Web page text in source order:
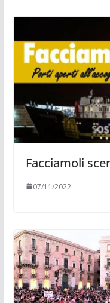
Facciamoli
07/11/2022